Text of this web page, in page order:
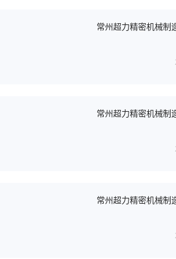
常州超力精密机械制
常州超力精密机械制
常州超力精密机械制